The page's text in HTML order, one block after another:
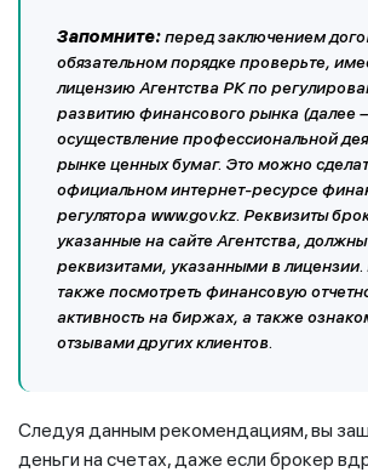
Запомните:перед заключением
обязательном порядке проверьте,
лицензию Агентства РК по
развитию финансового рынка (далее –
осуществление профессиональной
рынке ценных бумаг. Это можно
официальном интернет-ресурсе
регулятора www.gov.kz. Реквизиты
указанные на сайте Агентства,
реквизитами, указанными в
также посмотреть финансовую
активность на биржах, а также
отзывами других клиентов.
Следуя данным рекомендациям, вы
деньги на счетах, даже если брокер